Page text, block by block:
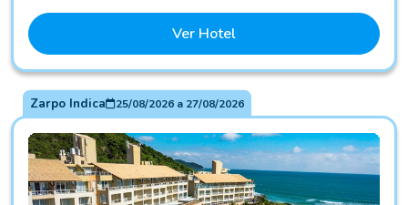
Ver Hotel
Zarpo Indica 25/08/2026a 27/08/2026